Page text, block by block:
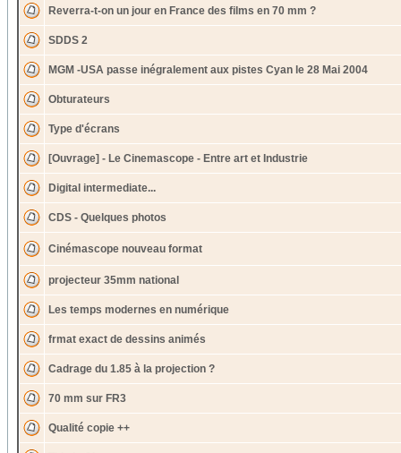
Reverra-t-on un jour en France des films en 70 mm ?
SDDS 2
MGM -USA passe inégralement aux pistes Cyan le 28 Mai 2004
Obturateurs
Type d'écrans
[Ouvrage] - Le Cinemascope - Entre art et Industrie
Digital intermediate...
CDS - Quelques photos
Cinémascope nouveau format
projecteur 35mm national
Les temps modernes en numérique
frmat exact de dessins animés
Cadrage du 1.85 à la projection ?
70 mm sur FR3
Qualité copie ++